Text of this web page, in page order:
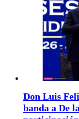
Don Luis
banda a De